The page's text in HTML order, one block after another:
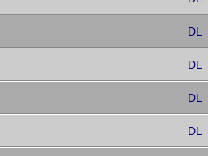
DL
DL
DL
DL